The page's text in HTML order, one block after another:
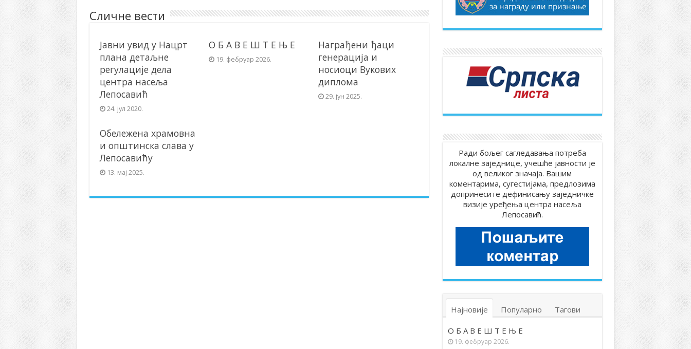
Сличне вести
Јавни увид у Нацрт
плана детаљне
регулације дела
центра насеља
Лепосавић
24. јул 2020.
О Б А В Е Ш Т Е Њ Е
19. фебруар 2026.
Награђени ђаци
генерација и
носиоци Вукових
диплома
29. јун 2025.
Обележена храмовна
и општинска слава у
Лепосавићу
13. мај 2025.
Ради бољег сагледавања потреба
локалне заједнице, учешће јавности је
од великог значаја. Вашим
коментарима, сугестијама, предлозима
допринесите дефинисању заједничке
визије уређења центра насеља
Лепосавић.
Најновије Популарно Тагови
О Б А В Е Ш Т Е Њ Е
19. фебруар 2026.